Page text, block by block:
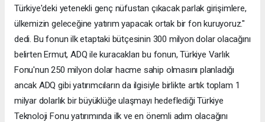
Türkiye'deki yetenekli genç nüfustan çıkacak parlak girişimlere,
ülkemizin geleceğine yatırım yapacak ortak bir fon kuruyoruz."
dedi. Bu fonun ilk etaptaki bütçesinin 300 milyon dolar olacağını
belirten Ermut, ADQ ile kuracakları bu fonun, Türkiye Varlık
Fonu'nun 250 milyon dolar hacme sahip olmasını planladığı
ancak ADQ gibi yatırımcıların da ilgisiyle birlikte artık toplam 1
milyar dolarlık bir büyüklüğe ulaşmayı hedeflediği Türkiye
Teknoloji Fonu yatırımında ilk ve en önemli adım olacağını